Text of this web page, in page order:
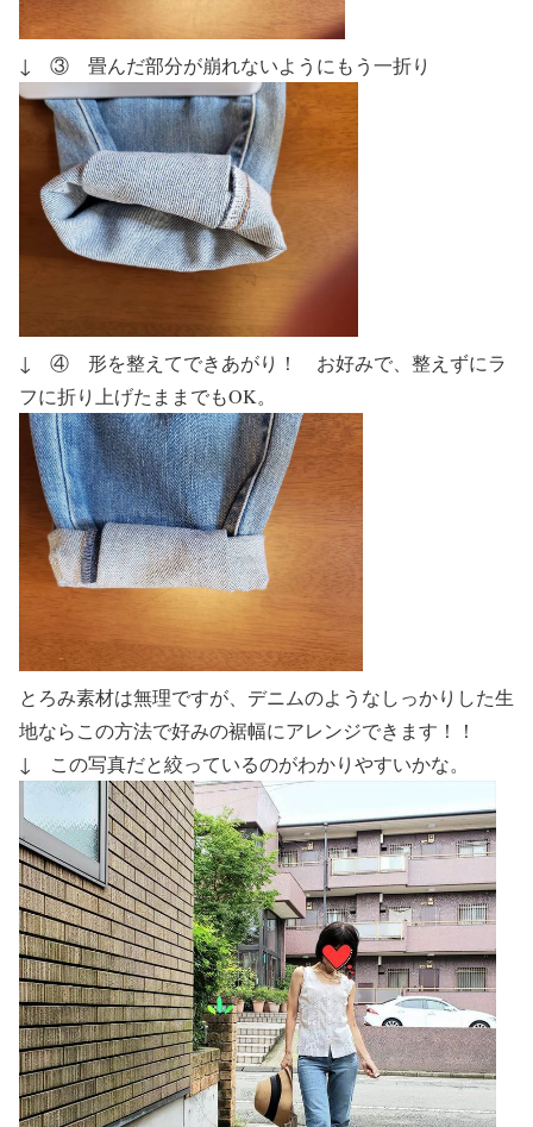
↓ ③ 畳んだ部分が崩れないようにもう一折り
↓ ④ 形を整えてできあがり！ お好みで、整えずにラ
フに折り上げたままでもOK。
とろみ素材は無理ですが、デニムのようなしっかりした生
地ならこの方法で好みの裾幅にアレンジできます！！
↓ この写真だと絞っているのがわかりやすいかな。